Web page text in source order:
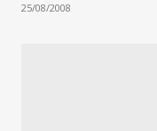
25/08/2008